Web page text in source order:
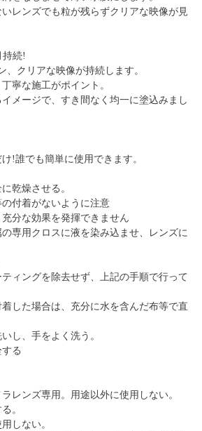
レンズでも粒が残らずクリアな映像が見
持続!
、クリアな映像が持続します。
寧な施工がポイント。
メージで、すき間なく均一に塗込みまし
!誰でも簡単に使用できます。
乾燥させる。
付着がないように注意
分な効果を発揮できません
専用クロスに液を染み込ませ、レンズに
ティングを除去せず、上記の手順で行って
着した場合は、充分に水を含んだ布等で直
し、手をよく洗う。
る
レンズ専用。用途以外に使用しない。
。
しない。